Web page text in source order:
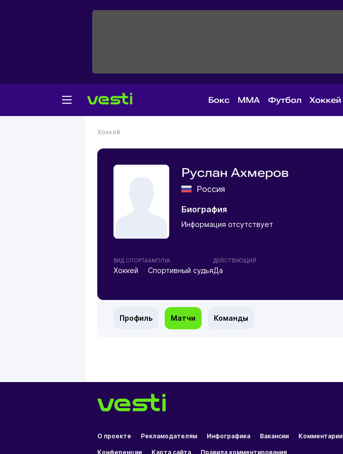
Бокс MMA Футбол Хоккей
Хоккей
Руслан Ахмеров
Россия
Биография
Информация отсутствует
ВИД СПОРТА
Хоккей
АМПЛУА
Спортивный судья
ДЕЙСТВУЮЩИЙ
Да
Профиль Матчи Команды
О проекте Рекламодателям Инфографика Вакансии Комментарии
Конференции Карта сайта Правила комментирования